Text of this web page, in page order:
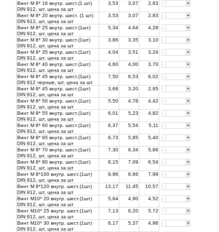
Винт М 8* 16 внутр. шест.(1 шт)
DIN 912, шт, цена за шт
3,53 3,07 2,83 - +
Винт М 8* 20 внутр. шест. (1 шт)
DIN 912, шт, цена за шт
3,53 3,07 2,83 - +
Винт М 8* 25 внутр. шест.(1шт)
DIN 912, шт, цена за шт
5,34 4,64 4,28 - +
Винт М 8* 30 внутр. шест.(1шт)
DIN 912, шт, цена за шт
3,86 3,35 3,10 - +
Винт М 8* 35 внутр. шест.(1шт)
DIN 912, шт, цена за шт
4,04 3,51 3,24 - +
Винт М 8* 40 внутр. шест.(1шт)
DIN 912, шт, цена за шт
4,60 4,00 3,70 - +
Винт М 8* 45 внутр. шест.(1шт)
DIN 912 черные, шт, цена за шт
7,50 6,53 6,02 - +
Винт М 8* 45 внутр. шест.(1шт)
DIN 912, шт, цена за шт
3,68 3,20 2,95 - +
Винт М 8* 50 внутр. шест.(1шт)
DIN 912, шт, цена за шт
5,50 4,78 4,42 - +
Винт М 8* 55 внутр. шест.(1шт)
DIN 912, шт, цена за шт
6,01 5,23 4,82 - +
Винт М 8* 60 внутр. шест.(1шт)
DIN 912, шт, цена за шт
6,37 5,54 5,11 - +
Винт М 8* 65 внутр. шест.(1шт)
DIN 912, шт, цена за шт
6,73 5,85 5,40 - +
Винт М 8* 70 внутр. шест.(1шт)
DIN 912, шт, цена за шт
7,30 6,34 5,86 - +
Винт М 8* 80 внутр. шест.(1шт)
DIN 912, шт, цена за шт
8,15 7,09 6,54 - +
Винт М 8*100 внутр. шест.(1шт)
DIN 912, шт, цена за шт
9,96 8,66 7,99 - +
Винт М 8*120 внутр. шест.(1шт)
DIN 912, шт, цена за шт
13,17 11,45 10,57 - +
Винт М10* 20 внутр. шест.(1шт)
DIN 912, шт, цена за шт
5,64 4,90 4,52 - +
Винт М10* 25 внутр. шест.(1шт)
DIN 912, шт, цена за шт
7,13 6,20 5,72 - +
Винт М10* 30 внутр. шест.(1шт)
DIN 912, шт, цена за шт
6,17 5,37 4,96 - +